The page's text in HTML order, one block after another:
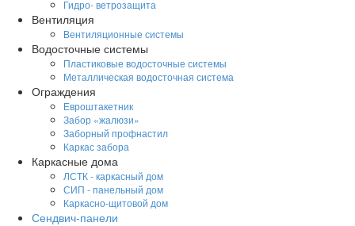
Гидро- ветрозащита
Вентиляция
Вентиляционные системы
Водосточные системы
Пластиковые водосточные системы
Металлическая водосточная система
Ограждения
Евроштакетник
Забор «жалюзи»
Заборный профнастил
Каркас забора
Каркасные дома
ЛСТК - каркасный дом
СИП - панельный дом
Каркасно-щитовой дом
Сендвич-панели